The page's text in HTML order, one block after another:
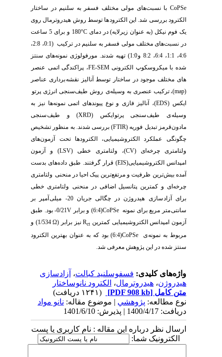
CoPSe با نسبتهای مولی مختلف فسفر به سلنیم در ساختار
الکترود بررسی شد. این الکترود ها توسط روش هیدروترمال روی
یک فوم نیکل (به عنوان زیرلایه) در دمایC
°180 و برای 5 ساعت
در نسبت
های مختلف مولی فسفر به سلنیم در ترکیب (0:1، 2:8،
4:6، 1:1، 6:4، 8:2 و
1:0) تهیه شدند. مورفولوژی نمونههای سنتز
شده با میکروسکوپ الکترونی FE-SEM، پراکندگی اتمی عنصر
های مختلف موجود در ساختار توسط آنالیز نقشهبرداری عناصر
map)،ترکیب عنصری به وسیلهی روش طیفسنجی انرژی پرتو
کس (EDS)، آنالیز فازی و نوع پیوندهای اتمی نمونهها نیز به
وسیلهی طیفسنجی پرتو ایکس ( XRD) و طیفسنجی
مادون‌قرمز تبدیل فوریه (FTIR
)بررسی شدند.به منظور تشخیص
چگونگی عملکرد الکتروشیمیایی، الکترودها تحت آزمون­‌های
ولتامتری چرخه‌­ای (
CV)، ولتامتری خطی ( LSV) و آزمون
امپدانس الکتروشیمیایی( EIS) قرار گرفتند. طبق دادههای بدست
آمده بیش‌ترین ظرفیت و مرتفع‌ترین پیک احیا در منحنیولتامتری
چرخهای و کمترین پتانسیل اضافی در منحنیولتامتری خطی
برای آزاد سازی هیدروژندرچگالی جریان 20- میلی
آمپر بر
سانتیمتر مربع برای نمونهCoPSe
)
6:4
(و برابرV 0/21- بود. طبق
آزمون امپدانس الکتروشیمیاییکمترین R ct نیز برابر ( Ω
1/534) و
مربوط به نمونهیCoPSe
)
6:4
(بود که به عنوان بهترین الکترود
سنتز شده در این پژوهش معرفی شد.
واژه‌های کلیدی:فسفو سلنید کبالت،آزاد سازی
هیدروژن،هیدروترمال،الکترود نانو ساختار
متن کامل[PDF 908 kb]
نوع مطالعه:پژوهشي| موضوع مقاله:نانو مواد
دریافت: 1400/4/17 | پذیرش: 1401/6/10
ارسال نظر درباره این مقاله : نام کاربری یا پست
الکترونیک شما: